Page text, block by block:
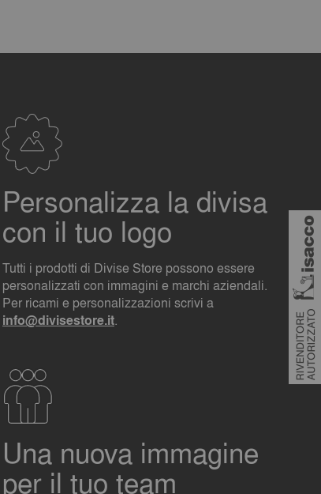
Personalizza la divisa
con il tuo logo
Tutti i prodotti di Divise Store possono essere
personalizzati con immagini e marchi aziendali.
Per ricami e personalizzazioni scrivi a
info@divisestore.it.
Una nuova immagine
per il tuo team